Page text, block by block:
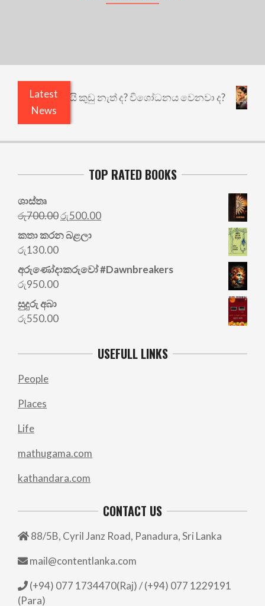
Latest
News
ඇතුළෙයි කුඩු නැත් ද? විශෝධනය වෙනවා ද?
TOP RATED BOOKS
ශාස්තෘ
රු700.00Original
price
was:
රු500.00Current
කතා කරන බළලා
රු130.00
අරු‍ණෝදාකරුවෝ #Dawnbreakers
රු950.00
සුදුරු අබා
රු550.00
USEFULL LINKS
People
Places
Life
mathugama.com
kathandara.com
CONTACT US
88/5B, Cyril Janz Road, Panadura, Sri Lanka
mail@contentlanka.com
(+94) 077 1734470(Raj) / (+94) 077 1229191
(Para)